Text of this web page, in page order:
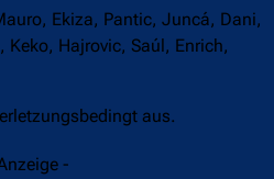
Ekiza, Pantic, Juncá, Dani,
Keko, Hajrovic, Saúl, Enrich,
aus.
-